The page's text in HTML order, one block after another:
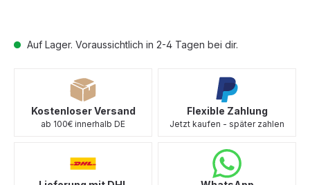
Auf Lager. Voraussichtlich in 2-4 Tagen bei dir.
Kostenloser Versand
ab 100€ innerhalb DE
Flexible Zahlung
Jetzt kaufen - später zahlen